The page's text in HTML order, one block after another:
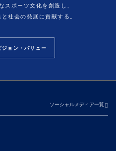
スポーツ文化を創造し、
社会の発展に貢献する。
ョン・バリュー
ソーシャルメディア一覧